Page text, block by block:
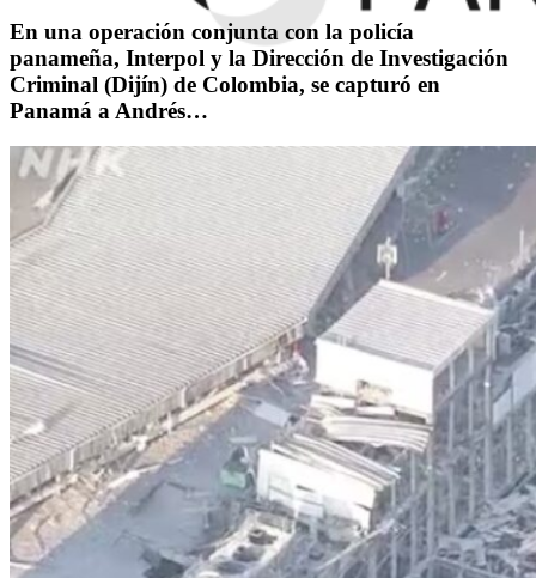
En una operación conjunta con la policía
panameña, Interpol y la Dirección de Investigación
Criminal (Dijín) de Colombia, se capturó en
Panamá a Andrés…